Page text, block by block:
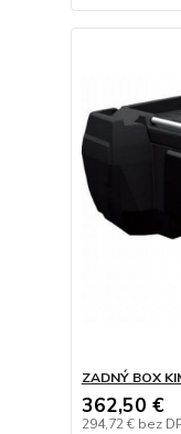
ZADNÝ BOX
362,50 €
294,72 € bez